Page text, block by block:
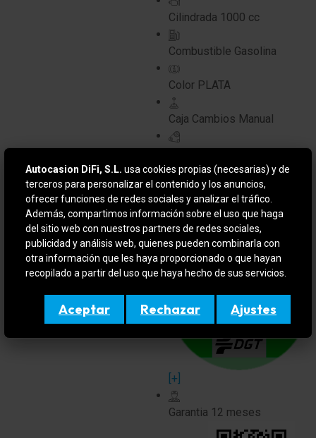
Cilindrada 1000 cc
Combustible Gasolina
Color PLATA
Caja Cambios Manual
Potencia 110 CV
Puertas 5
Etiqueta
[+]
Garantia 12 meses
Autocasion DiFi, S.L. usa cookies propias (necesarias) y de
terceros para personalizar el contenido y los anuncios,
ofrecer funciones de redes sociales y analizar el tráfico.
Además, compartimos información sobre el uso que haga
del sitio web con nuestros partners de redes sociales,
publicidad y análisis web, quienes pueden combinarla con
otra información que les haya proporcionado o que hayan
recopilado a partir del uso que haya hecho de sus servicios.
Aceptar Rechazar Ajustes